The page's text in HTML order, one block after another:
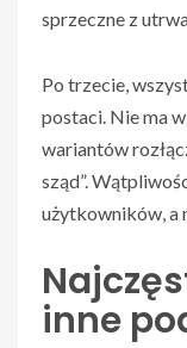
sprzeczne z
Po trzecie,
postaci. Nie ma
wariantów
sząd”.
użytkowników, a
inne